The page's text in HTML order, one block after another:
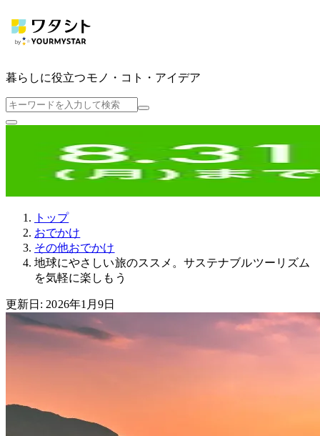
暮らしに役立つモノ・コト・アイデア
トップ
おでかけ
その他おでかけ
地球にやさしい旅のススメ。サステナブルツーリズム
を気軽に楽しもう
更新日: 2026年1月9日